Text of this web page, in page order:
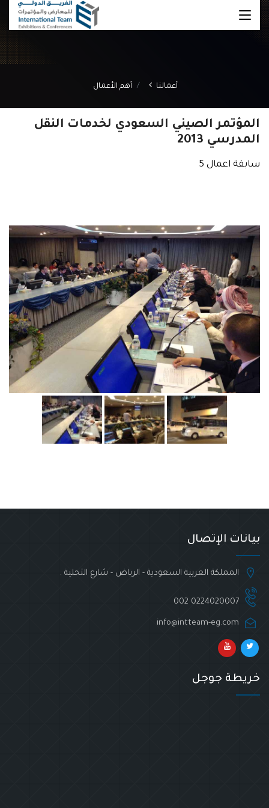
أعمالنا أهم الأعمال
المؤتمر الصيني السعودي لخدمات النقل
المدرسي 2013
سابقة اعمال 5
بيانات الإتصال
المملكة العربية السعودية - الرياض - شارع التحلية .
002 0224020007
info@intteam-eg.com
خريطة جوجل